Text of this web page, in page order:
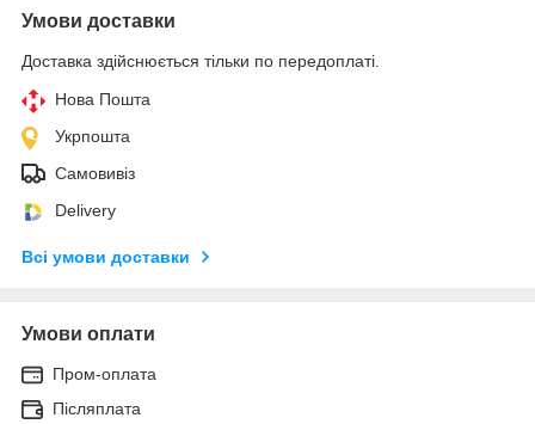
Умови доставки
Доставка здійснюється тільки по передоплаті.
Нова Пошта
Укрпошта
Самовивіз
Delivery
Всі умови доставки
Умови оплати
Пром-оплата
Післяплата